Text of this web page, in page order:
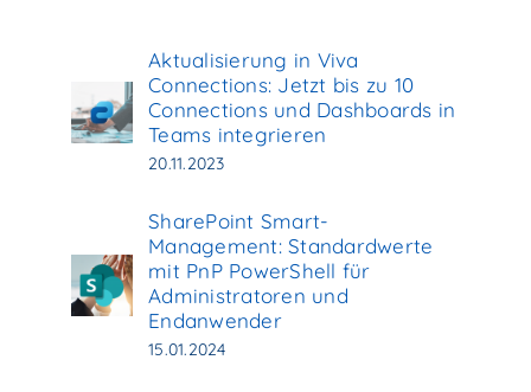
Aktualisierung in Viva
Connections: Jetzt bis zu 10
Connections und Dashboards in
Teams integrieren
20.11.2023
SharePoint Smart-
Management: Standardwerte
mit PnP PowerShell für
Administratoren und
Endanwender
15.01.2024